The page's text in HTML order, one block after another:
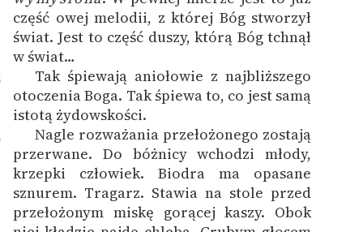
część owej melodii, z której Bóg stworzył
świat. Jest to część duszy, którą Bóg tchnął
w świat…
Tak śpiewają aniołowie z najbliższego
otoczenia Boga. Tak śpiewa to, co jest samą
istotą żydowskości.
Nagle rozważania przełożonego zostają
przerwane. Do bóżnicy wchodzi młody,
krzepki człowiek. Biodra ma opasane
sznurem. Tragarz. Stawia na stole przed
przełożonym miskę gorącej kaszy. Obok